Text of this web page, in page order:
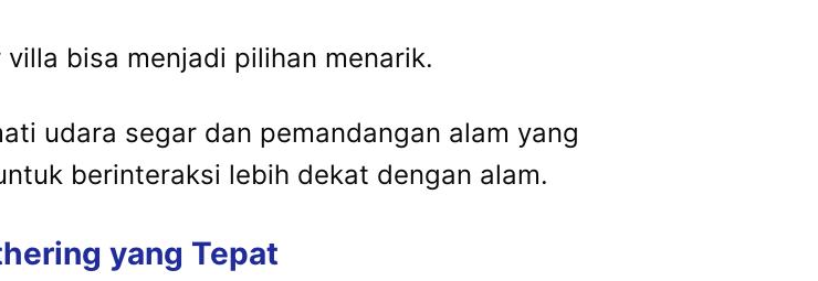
bisa menjadi pilihan menarik.
udara segar dan pemandangan alam yang
berinteraksi lebih dekat dengan alam.
yang Tepat